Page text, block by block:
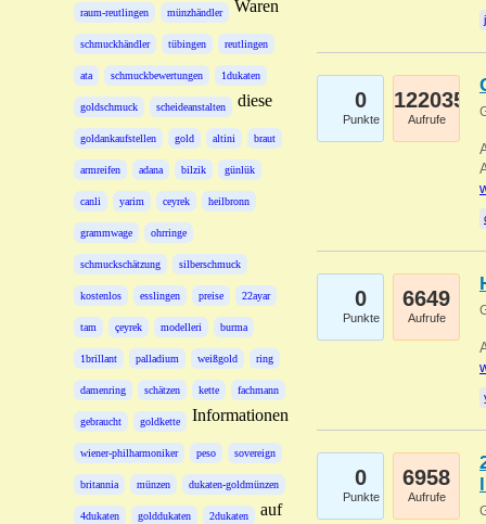
raum-reutlingen münzhändler
schmuckhändler tübingen reutlingen
ata schmuckbewertungen 1dukaten
goldschmuck scheideanstalten
goldankaufstellen gold altini braut
armreifen adana bilzik günlük
canli yarim ceyrek heilbronn
grammwage ohrringe
schmuckschätzung silberschmuck
kostenlos esslingen preise 22ayar
tam çeyrek modelleri burma
1brillant palladium weißgold ring
damenring schätzen kette fachmann
gebraucht goldkette
wiener-philharmoniker peso sovereign
britannia münzen dukaten-goldmünzen
4dukaten golddukaten 2dukaten
Waren
diese
Informationen
auf
0
Punkte
122035
Aufrufe
0
Punkte
6649
Aufrufe
0
Punkte
6958
Aufrufe